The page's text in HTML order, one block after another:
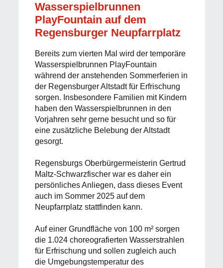
Wasserspielbrunnen
PlayFountain auf dem
Regensburger Neupfarrplatz
Bereits zum vierten Mal wird der temporäre
Wasserspielbrunnen PlayFountain
während der anstehenden Sommerferien in
der Regensburger Altstadt für Erfrischung
sorgen. Insbesondere Familien mit Kindern
haben den Wasserspielbrunnen in den
Vorjahren sehr gerne besucht und so für
eine zusätzliche Belebung der Altstadt
gesorgt.
Regensburgs Oberbürgermeisterin Gertrud
Maltz-Schwarzfischer war es daher ein
persönliches Anliegen, dass dieses Event
auch im Sommer 2025 auf dem
Neupfarrplatz stattfinden kann.
Auf einer Grundfläche von 100 m² sorgen
die 1.024 choreografierten Wasserstrahlen
für Erfrischung und sollen zugleich auch
die Umgebungstemperatur des